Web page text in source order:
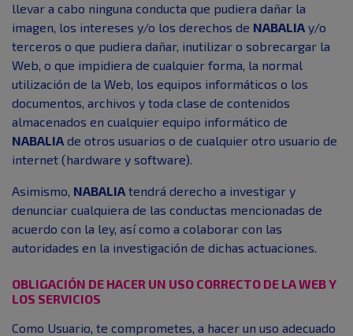
llevar a cabo ninguna conducta que pudiera dañar la
imagen, los intereses y/o los derechos de NABALIA y/o
terceros o que pudiera dañar, inutilizar o sobrecargar la
Web, o que impidiera de cualquier forma, la normal
utilización de la Web, los equipos informáticos o los
documentos, archivos y toda clase de contenidos
almacenados en cualquier equipo informático de
NABALIA de otros usuarios o de cualquier otro usuario de
internet (hardware y software).
Asimismo, NABALIA tendrá derecho a investigar y
denunciar cualquiera de las conductas mencionadas de
acuerdo con la ley, así como a colaborar con las
autoridades en la investigación de dichas actuaciones.
OBLIGACIÓN DE HACER UN USO CORRECTO DE LA WEB Y
LOS SERVICIOS
Como Usuario, te comprometes, a hacer un uso adecuado